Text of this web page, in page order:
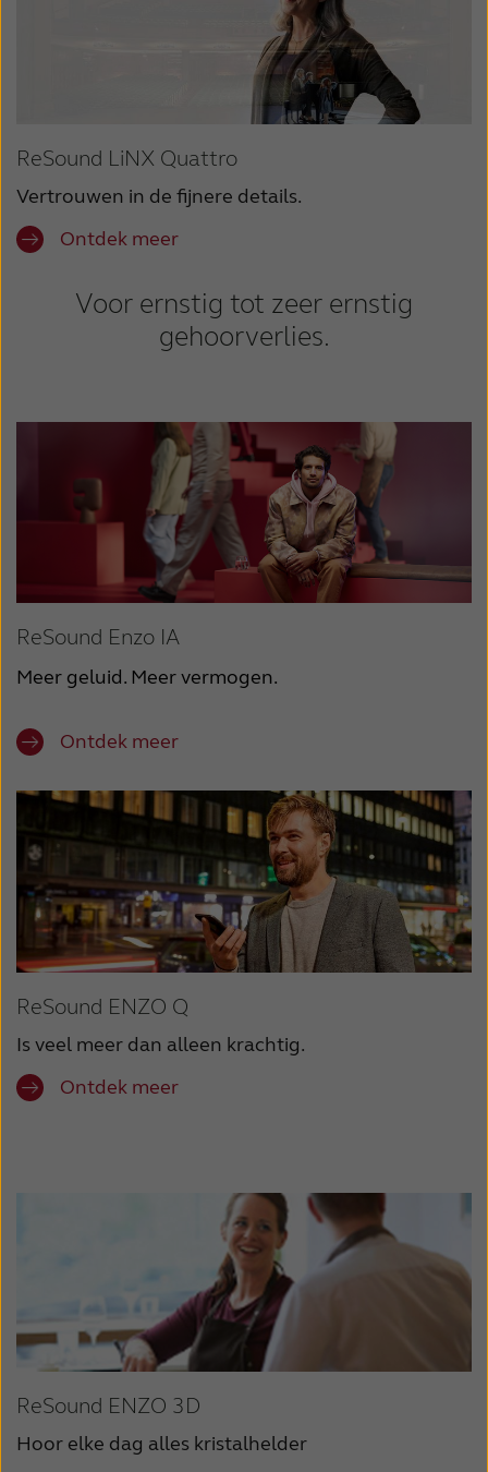
ReSound LiNX Quattro
Vertrouwen in de fijnere details.
Ontdek meer
Voor ernstig tot zeer ernstig
gehoorverlies.
ReSound Enzo IA
Meer geluid. Meer vermogen.
Ontdek meer
ReSound ENZO Q
Is veel meer dan alleen krachtig.
Ontdek meer
ReSound ENZO 3D
Hoor elke dag alles kristalhelder